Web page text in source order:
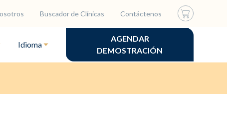
Buscador de Clínicas Contáctenos
Idioma
AGENDAR
DEMOSTRACIÓN